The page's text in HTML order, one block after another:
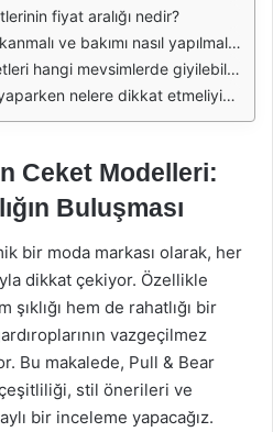
fiyat aralığı nedir?
ve bakımı nasıl yapılmalıdır?
hangi mevsimlerde giyilebilir?
nelere dikkat etmeliyim?
Ceket Modelleri:
Buluşması
bir moda markası olarak, her
dikkat çekiyor. Özellikle
hem de rahatlığı bir
vazgeçilmez
Bu makalede, Pull & Bear
stil önerileri ve
bir inceleme yapacağız.